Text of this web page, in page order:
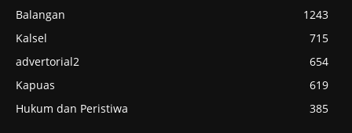
Balangan
1243
Kalsel
715
advertorial2
654
Kapuas
619
Hukum dan Peristiwa
385